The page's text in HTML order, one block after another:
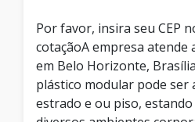
Por favor, insira seu CEP
cotaçãoA empresa atende
em Belo Horizonte,
plástico modular pode ser
estrado e ou piso,